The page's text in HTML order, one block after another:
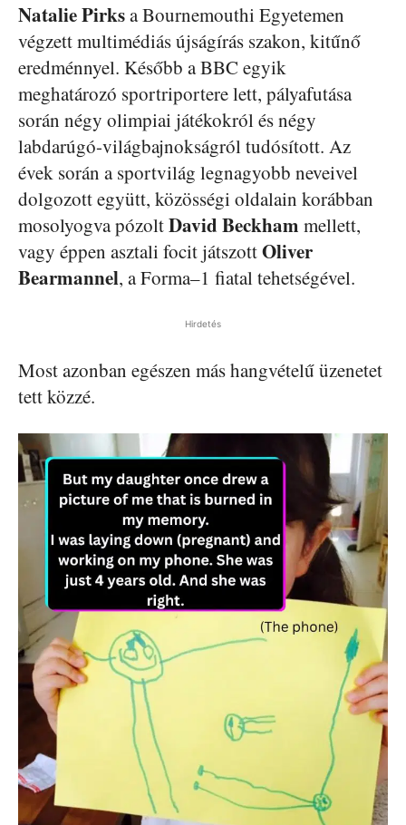
Natalie Pirksa Bournemouthi Egyetemen
végzett multimédiás újságírás szakon, kitűnő
eredménnyel. Később a BBC egyik
meghatározó sportriportere lett, pályafutása
során négy olimpiai játékokról és négy
labdarúgó-világbajnokságról tudósított. Az
évek során a sportvilág legnagyobb neveivel
dolgozott együtt, közösségi oldalain korábban
mosolyogva pózoltDavid Beckham mellett,
vagy éppen asztali focit játszottOliver
Bearmannel, a Forma–1 fiatal tehetségével.
Hirdetés
Most azonban egészen más hangvételű üzenetet
tett közzé.